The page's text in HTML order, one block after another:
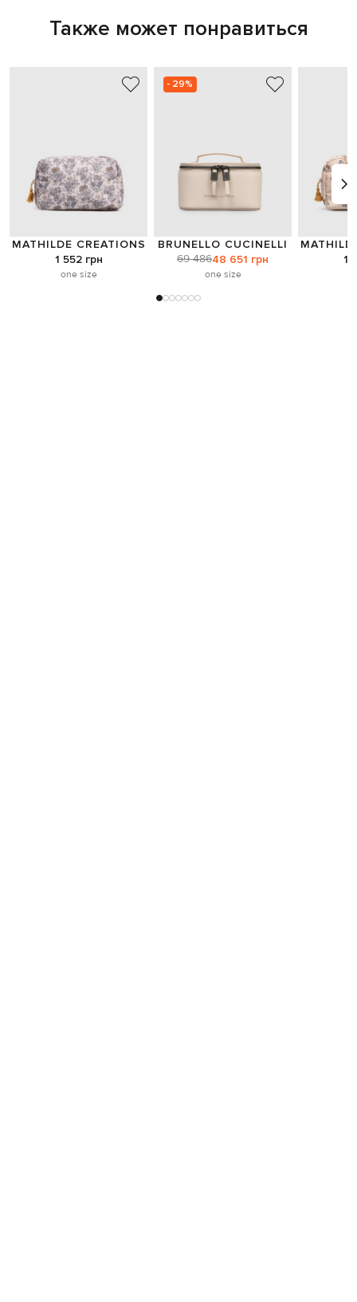
Также может понравиться
MATHILDE CREATIONS
1 552 грн
one size
- 29%
BRUNELLO CUCINELLI
69 48648 651 грн
one size
1